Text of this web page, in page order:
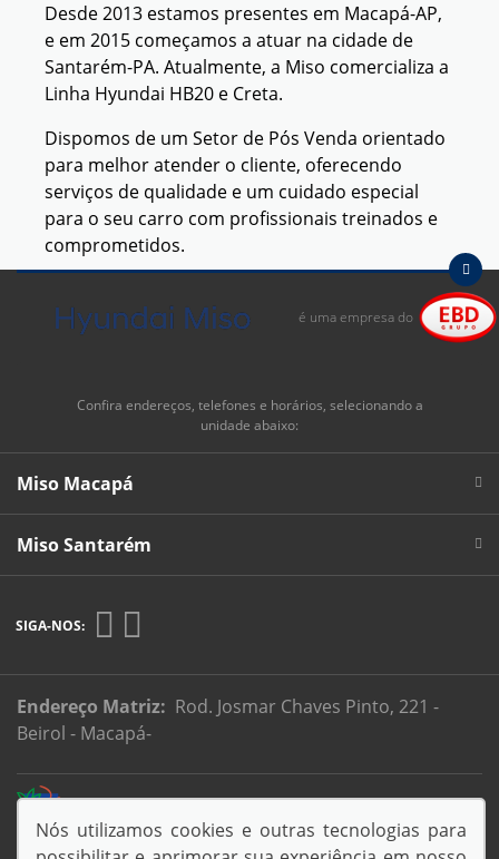
Desde 2013 estamos presentes em Macapá-AP,
e em 2015 começamos a atuar na cidade de
Santarém-PA. Atualmente, a Miso comercializa a
Linha Hyundai HB20 e Creta.
Dispomos de um Setor de Pós Venda orientado
para melhor atender o cliente, oferecendo
serviços de qualidade e um cuidado especial
para o seu carro com profissionais treinados e
comprometidos.
forte por um Hyundai!
é uma empresa do
Confira endereços, telefones e horários, selecionando a
unidade abaixo:
Miso Macapá
Miso Santarém
SIGA-NOS:
Endereço Matriz: Rod. Josmar Chaves Pinto, 221 -
Beirol - Macapá-
Nós utilizamos cookies e outras tecnologias para